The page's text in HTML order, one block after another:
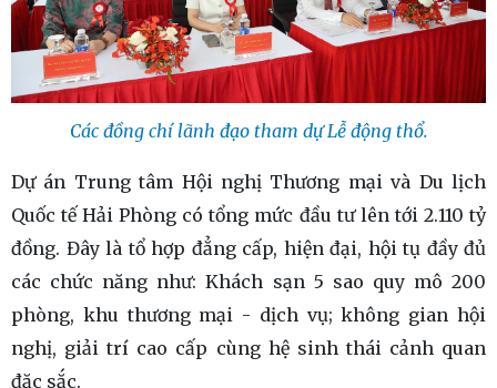
Các đồng chí lãnh đạo tham dự Lễ động thổ.
Dự án Trung tâm Hội nghị Thương mại và Du lịch
Quốc tế Hải Phòng có tổng mức đầu tư lên tới 2.110 tỷ
đồng. Đây là tổ hợp đẳng cấp, hiện đại, hội tụ đầy đủ
các chức năng như: Khách sạn 5 sao quy mô 200
phòng, khu thương mại - dịch vụ; không gian hội
nghị, giải trí cao cấp cùng hệ sinh thái cảnh quan
đặc sắc.